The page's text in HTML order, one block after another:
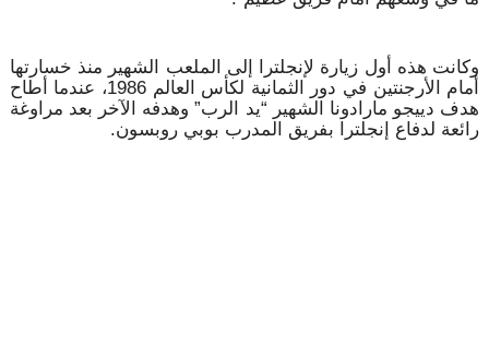
وكانت هذه أول زيارة لإنجلترا إلى الملعب الشهير منذ خسارتها
أمام الأرجنتين في دور الثمانية لكأس العالم 1986، عندما أطاح
هدف دييجو مارادونا الشهير “يد الرب” وهدفه الآخر بعد مراوغة
رائعة لدفاع إنجلترا بفريق المدرب بوبي روبسون.